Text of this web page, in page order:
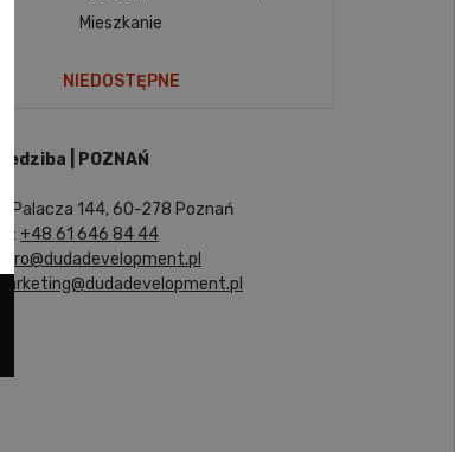
Mieszkanie
NIEDOSTĘPNE
Siedziba | POZNAŃ
ul. Palacza 144, 60-278 Poznań
tel: +48 61 646 84 44
biuro@dudadevelopment.pl
marketing@dudadevelopment.pl